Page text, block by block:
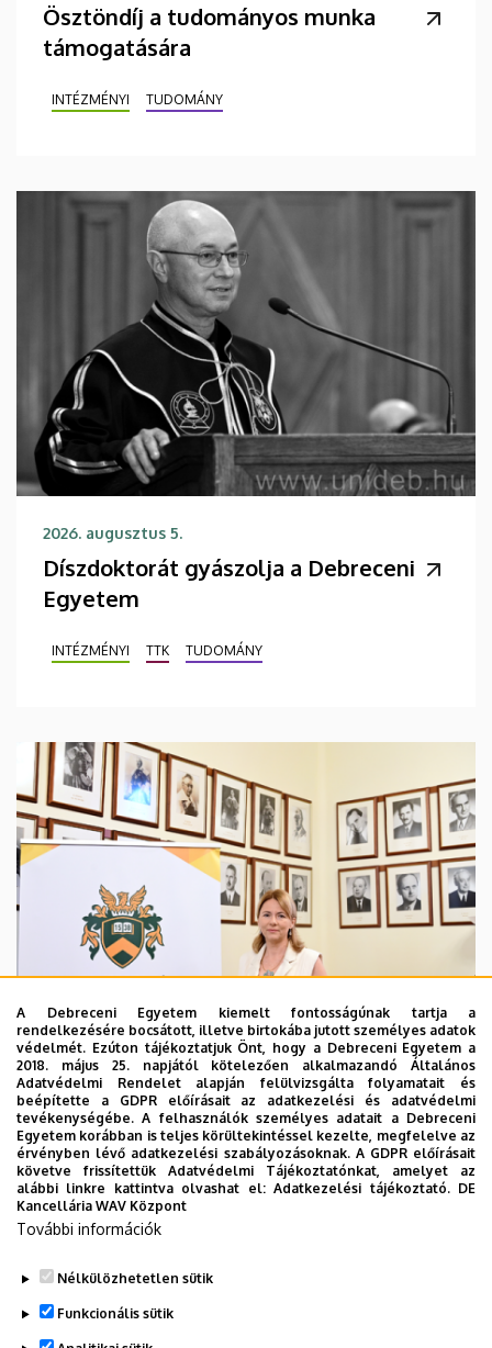
Ösztöndíj a tudományos munka
támogatására
INTÉZMÉNYI TUDOMÁNY
2026. augusztus 5.
Díszdoktorát gyászolja a Debreceni
Egyetem
INTÉZMÉNYI TTK TUDOMÁNY
2026. augusztus 5.
Hagyományőrzés és innováció a
Bölcsészettudományi Karon
BÖLCSÉSZETTUDOMÁNY
A Debreceni Egyetem kiemelt fontosságúnak tartja a
rendelkezésére bocsátott, illetve birtokába jutott személyes adatok
védelmét. Ezúton tájékoztatjuk Önt, hogy a Debreceni Egyetem a
2018. május 25. napjától kötelezően alkalmazandó Általános
Adatvédelmi Rendelet alapján felülvizsgálta folyamatait és
beépítette a GDPR előírásait az adatkezelési és adatvédelmi
tevékenységébe. A felhasználók személyes adatait a Debreceni
Egyetem korábban is teljes körültekintéssel kezelte, megfelelve az
érvényben lévő adatkezelési szabályozásoknak. A GDPR előírásait
követve frissítettük Adatvédelmi Tájékoztatónkat, amelyet az
alábbi linkre kattintva olvashat el:Adatkezelési tájékoztató. DE
Kancellária WAV Központ
További információk
Nélkülözhetetlen sütik
Funkcionális sütik